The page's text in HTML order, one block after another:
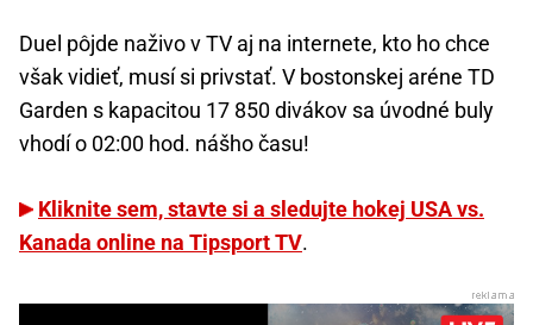
Duel pôjde naživo v TV aj na internete, kto ho chce
však vidieť, musí si privstať. V bostonskej aréne TD
Garden s kapacitou 17 850 divákov sa úvodné buly
vhodí o 02:00 hod. nášho času!
Kliknite sem, stavte si a sledujte hokej USA vs.
Kanada online na Tipsport TV.